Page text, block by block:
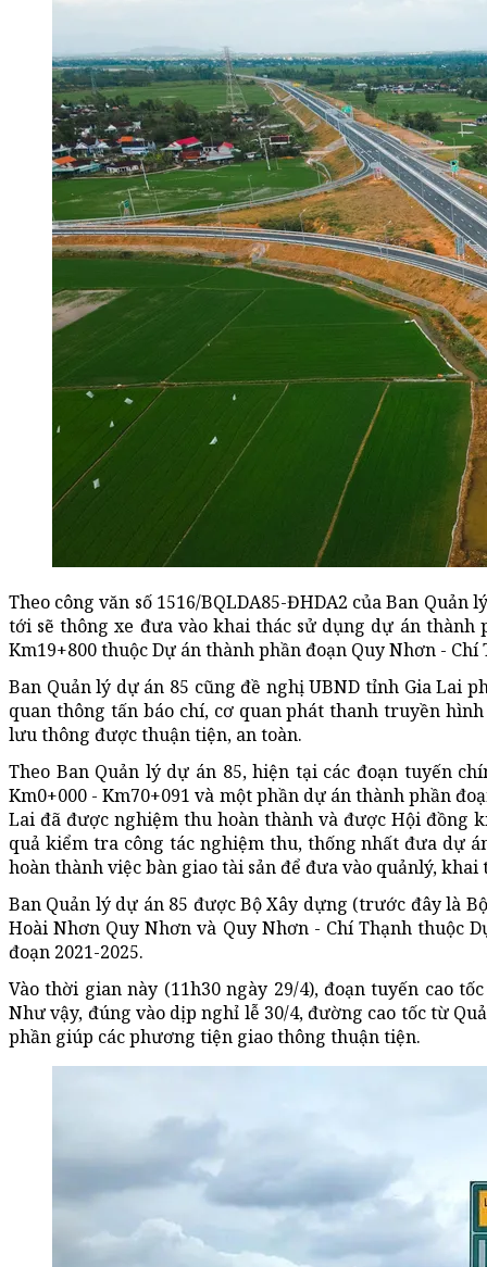
Theo công văn số 1516/BQLDA85-ĐHDA2 của Ban
tới sẽ thông xe đưa vào khai thác sử dụng dự án thành
Km19+800 thuộc Dự án thành phần đoạn Quy Nhơn - Chí
Ban Quản lý dự án 85 cũng đề nghị UBND tỉnh Gia Lai
quan thông tấn báo chí, cơ quan phát thanh truyền
lưu thông được thuận tiện, an toàn.
Theo Ban Quản lý dự án 85, hiện tại các đoạn tuyến
Km0+000 - Km70+091 và một phần dự án thành phần
Lai đã được nghiệm thu hoàn thành và được Hội
quả kiểm tra công tác nghiệm thu, thống nhất đưa dự
hoàn thành việc bàn giao tài sản để đưa vào quảnlý, khai
Ban Quản lý dự án 85 được Bộ Xây dựng (trước đây là
Hoài Nhơn Quy Nhơn và Quy Nhơn - Chí Thạnh thuộc
đoạn 2021-2025.
Vào thời gian này (11h30 ngày 29/4), đoạn tuyến cao
Như vậy, đúng vào dịp nghỉ lễ 30/4, đường cao tốc từ
phần giúp các phương tiện giao thông thuận tiện.